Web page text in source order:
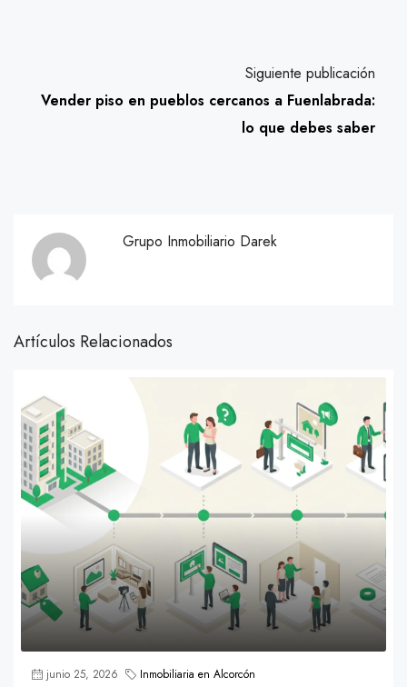
Siguiente publicación
Vender piso en pueblos cercanos a Fuenlabrada:
lo que debes saber
Grupo Inmobiliario Darek
Artículos Relacionados
junio 25, 2026 Inmobiliaria en Alcorcón